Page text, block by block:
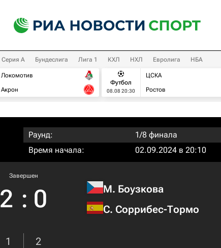
Серия А Бундеслига Лига 1 КХЛ НХЛ Евролига НБА
Локомотив
Акрон
Футбол
08.08 20:30
ЦСКА
Ростов
Раунд:
1/8 финала
Время начала:
02.09.2024 в 20:10
Завершен
2 : 0
М. Боузкова
С. Соррибес-Тормо
1
2